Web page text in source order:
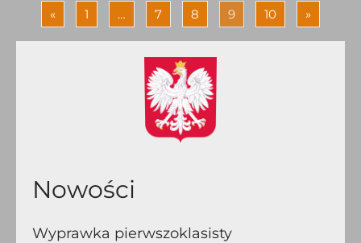
« 1 … 7 8 9 10 »
Nowości
Wyprawka pierwszoklasisty